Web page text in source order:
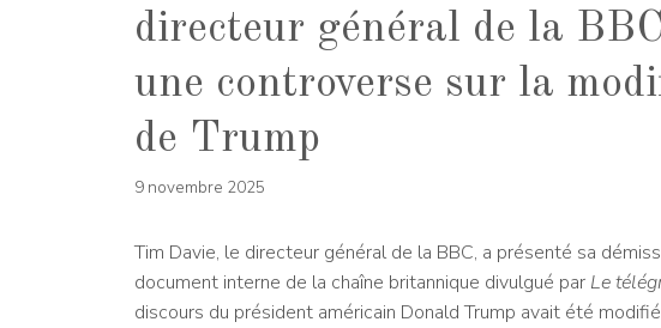
directeur général de la
une controverse sur la
de Trump
9 novembre 2025
Tim Davie, le directeur général de la BBC, a présenté sa
document interne de la chaîne britannique divulgué par Le
discours du président américain Donald Trump avait été